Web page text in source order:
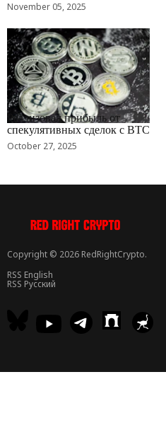
November 05, 2025
RRCNEWS_RU
Реализовал прибыль от
спекулятивных сделок с BTC
October 27, 2025
Copyright © 2026 RedRightCrypto.
RSS English
RSS Русский